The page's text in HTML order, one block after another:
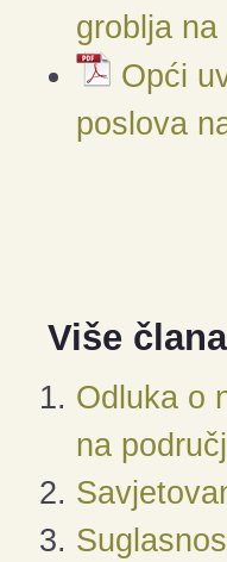
groblja
Opći
poslova
Više
Odluka o
na